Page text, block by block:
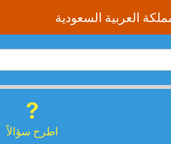
اطرح سؤالاً